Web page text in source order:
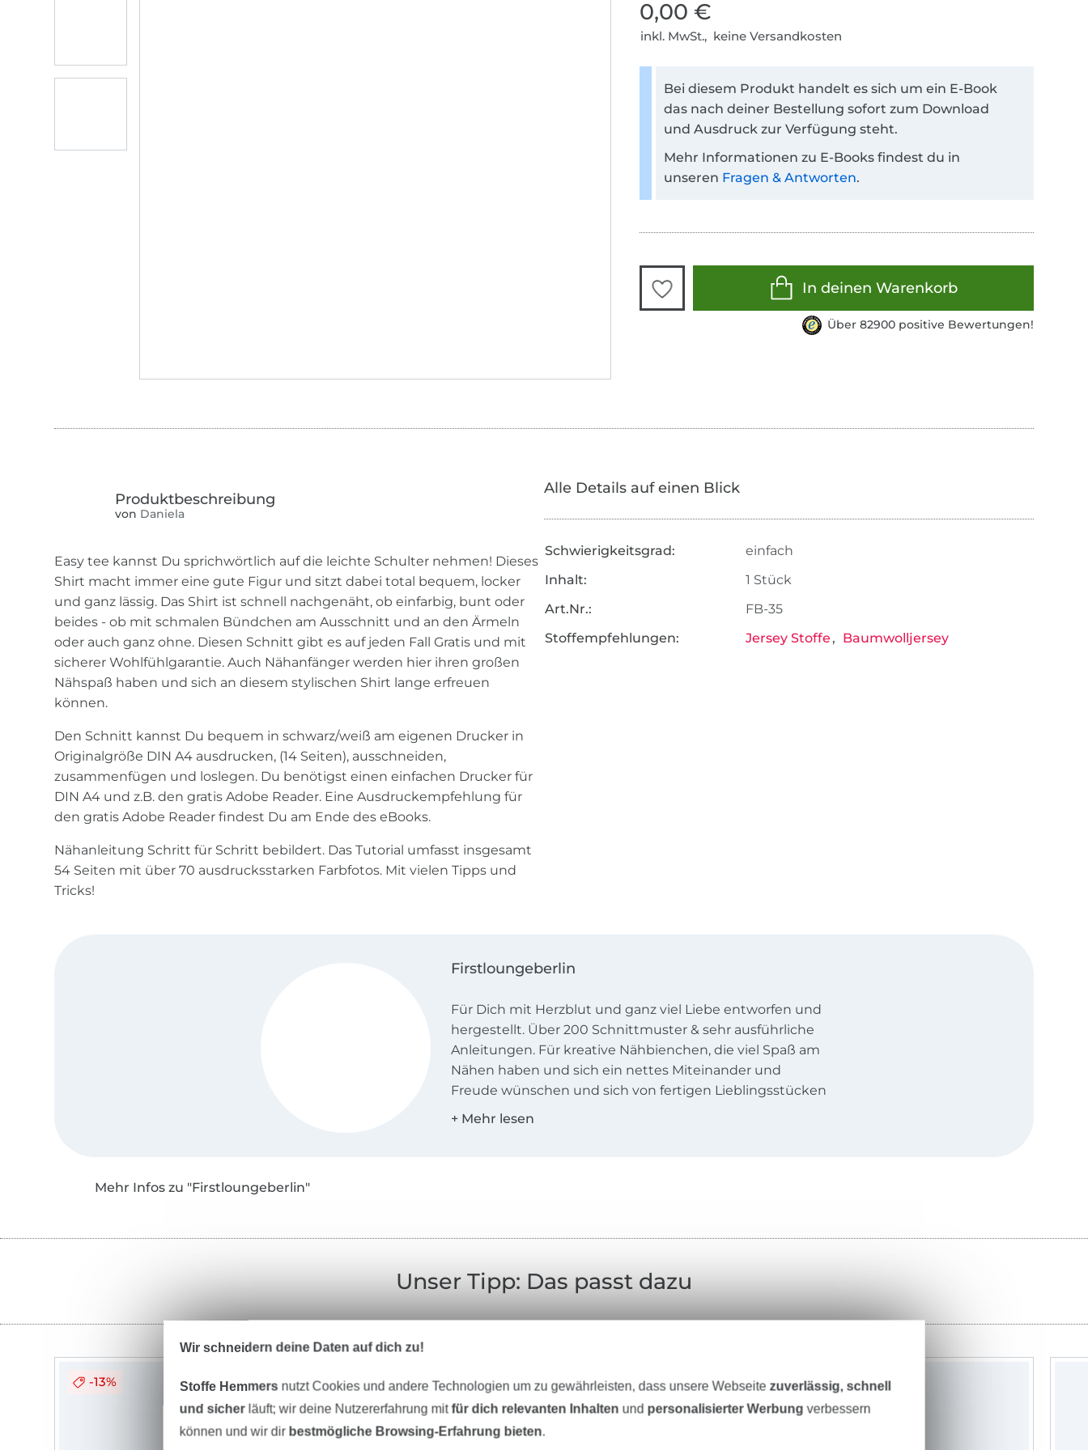
0,00 €
inkl. MwSt., keine Versandkosten
Bei diesem Produkt handelt es sich um ein E-Book
das nach deiner Bestellung sofort zum Download
und Ausdruck zur Verfügung steht.
Mehr Informationen zu E-Books findest du in
unseren Fragen & Antworten.
In deinen Warenkorb
Über 82900 positive Bewertungen!
von Daniela
Easy tee kannst Du sprichwörtlich auf die leichte Schulter nehmen! Dieses
Shirt macht immer eine gute Figur und sitzt dabei total bequem, locker
und ganz lässig. Das Shirt ist schnell nachgenäht, ob einfarbig, bunt oder
beides - ob mit schmalen Bündchen am Ausschnitt und an den Ärmeln
oder auch ganz ohne. Diesen Schnitt gibt es auf jeden Fall Gratis und mit
sicherer Wohlfühlgarantie. Auch Nähanfänger werden hier ihren großen
Nähspaß haben und sich an diesem stylischen Shirt lange erfreuen
können.
Den Schnitt kannst Du bequem in schwarz/weiß am eigenen Drucker in
Originalgröße DIN A4 ausdrucken, (14 Seiten), ausschneiden,
zusammenfügen und loslegen. Du benötigst einen einfachen Drucker für
DIN A4 und z.B. den gratis Adobe Reader. Eine Ausdruckempfehlung für
den gratis Adobe Reader findest Du am Ende des eBooks.
Nähanleitung Schritt für Schritt bebildert. Das Tutorial umfasst insgesamt
54 Seiten mit über 70 ausdrucksstarken Farbfotos. Mit vielen Tipps und
Tricks!
Alle Details auf einen Blick
Schwierigkeitsgrad:
einfach
Inhalt:
1 Stück
Art.Nr.:
FB-35
Stoffempfehlungen:
Jersey Stoffe Baumwolljersey
Firstloungeberlin
Für Dich mit Herzblut und ganz viel Liebe entworfen und
hergestellt. Über 200 Schnittmuster & sehr ausführliche
Anleitungen. Für kreative Nähbienchen, die viel Spaß am
Nähen haben und sich ein nettes Miteinander und
Freude wünschen und sich von fertigen Lieblingsstücken
inspirieren lassen möchten, ist unsere Nähgruppe
techniques de la mode) mit persönlicher Auszeichnung
von Alber Elbaz (collection hommes oiseau libre) bei
Leidenschaft wurde so meine Berufung.
Mein Label firstloungeberlin® steht für Freiheit und ein
Mehr Infos zu "Firstloungeberlin"
Unser Tipp: Das passt dazu
-13%
Wir schneidern deine Daten auf dich zu!
Stoffe Hemmers nutzt Cookies und andere Technologien um zu gewährleisten, dass unsere Webseitezuverlässig, schnell
und sicherläuft; wir deine Nutzererfahrung mitfür dich relevanten Inhalten und personalisierter Werbung verbessern
können und wir dir bestmögliche Browsing-Erfahrung bieten.